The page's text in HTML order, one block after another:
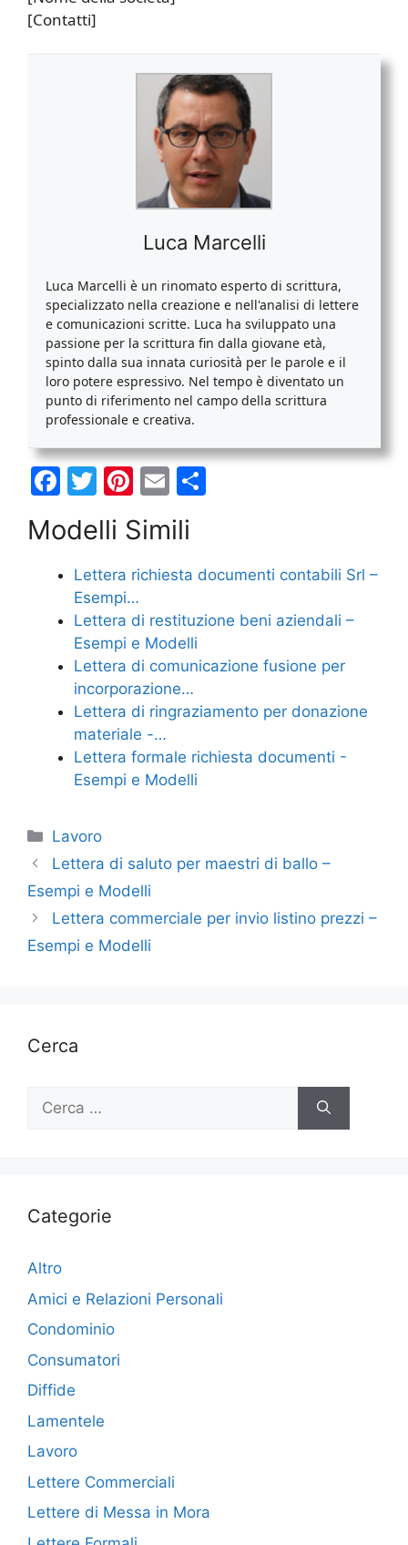
[Contatti]
Luca Marcelli
Luca Marcelli è un rinomato esperto di scrittura,
specializzato nella creazione e nell'analisi di lettere
e comunicazioni scritte. Luca ha sviluppato una
passione per la scrittura fin dalla giovane età,
spinto dalla sua innata curiosità per le parole e il
loro potere espressivo. Nel tempo è diventato un
punto di riferimento nel campo della scrittura
professionale e creativa.
F
c
e
b
o
o
k
T
w
itt
er
Pi
nt
er
e
st
E
m
ai
l
di
di
Modelli Simili
Lettera richiesta documenti contabili Srl​ –
Esempi…
Lettera di restituzione beni aziendali –
Esempi e Modelli
Lettera di comunicazione fusione per
incorporazione…
Lettera di ringraziamento per donazione
materiale -…
Lettera formale richiesta documenti -
Esempi e Modelli
Categorie
Lavoro
Lettera di saluto per maestri di ballo –
Esempi e Modelli
Lettera commerciale per invio listino prezzi –
Esempi e Modelli
Cerca
Ricerca
Categorie
Altro
Amici e Relazioni Personali
Condominio
Consumatori
Diffide
Lamentele
Lavoro
Lettere Commerciali
Lettere di Messa in Mora